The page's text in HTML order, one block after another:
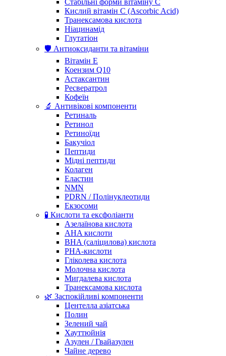
Стабільні форми вітаміну С
Кислий вітамін С (Ascorbic Acid)
Транексамова кислота
Ніацинамід
Глутатіон
🛡️ Антиоксиданти та вітаміни
Вітамін Е
Коензим Q10
Астаксантин
Ресвератрол
Кофеїн
🔬 Антивікові компоненти
Ретиналь
Ретинол
Ретиноїди
Бакучіол
Пептиди
Мідні пептиди
Колаген
Еластин
NMN
PDRN / Полінуклеотиди
Екзосоми
🧪 Кислоти та ексфоліанти
Азелаїнова кислота
AHA кислоти
BHA (саліцилова) кислота
PHA-кислоти
Гліколева кислота
Молочна кислота
Мигдалева кислота
Транексамова кислота
🌿 Заспокійливі компоненти
Центелла азіатська
Полин
Зелений чай
Хауттюйнія
Азулен / Гвайазулен
Чайне дерево